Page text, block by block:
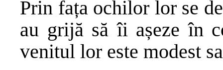
Prin fața ochilor lor se
au grijă să îi așeze în
venitul lor este modest